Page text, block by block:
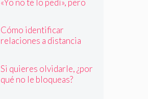
«Yo no te lo pedí», pero
Cómo identificar
relaciones a distancia
Si quieres olvidarle, ¿por
qué no le bloqueas?